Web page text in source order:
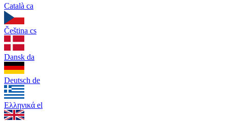
Català ca
Čeština cs
Dansk da
Deutsch de
Ελληνικά el